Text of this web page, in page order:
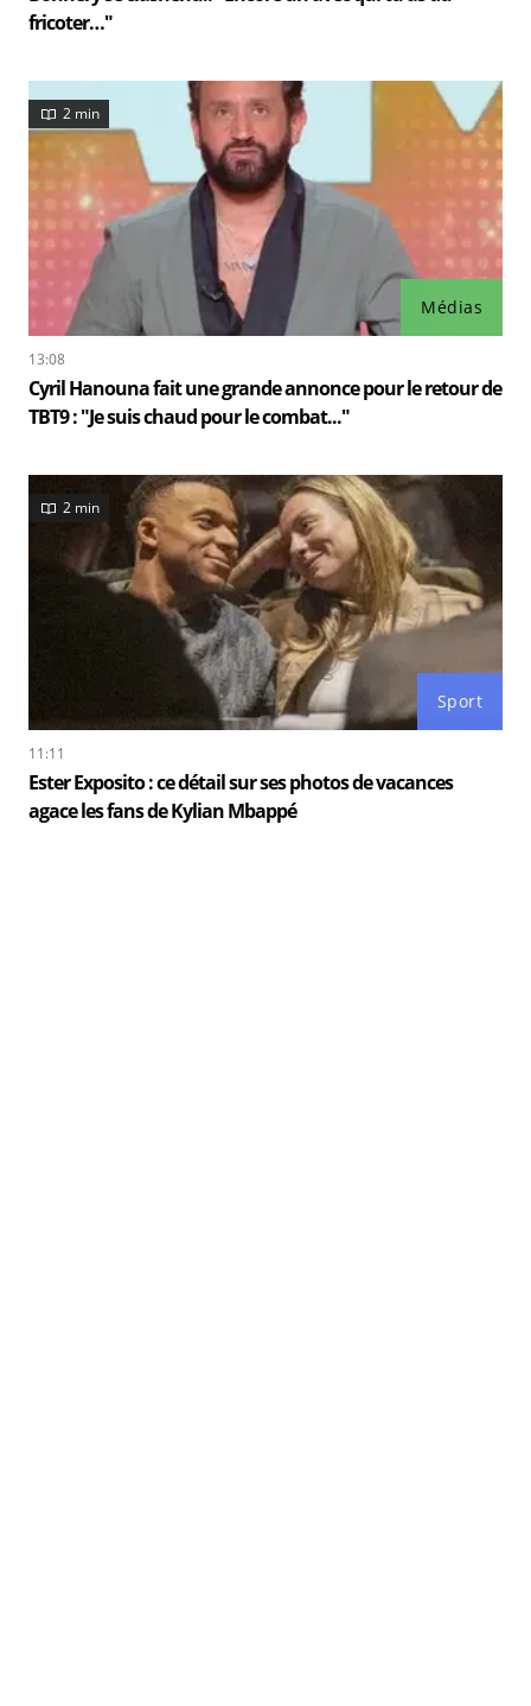
fricoter…"
Médias
2 min
13:08
Cyril Hanouna fait une grande annonce pour le retour de
TBT9 : "Je suis chaud pour le combat..."
Sport
2 min
11:11
Ester Exposito : ce détail sur ses photos de vacances
agace les fans de Kylian Mbappé